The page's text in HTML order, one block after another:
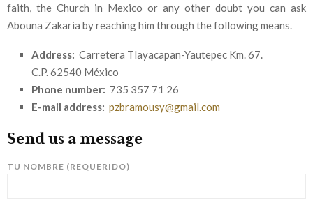
faith, the Church in Mexico or any other doubt you can ask
Abouna Zakaria by reaching him through the following means.
Address: Carretera Tlayacapan-Yautepec Km. 67.
C.P. 62540​ México
Phone number: 735 357 71 26
E-mail address: pzbramousy@gmail.com
Send us a message
TU NOMBRE (REQUERIDO)